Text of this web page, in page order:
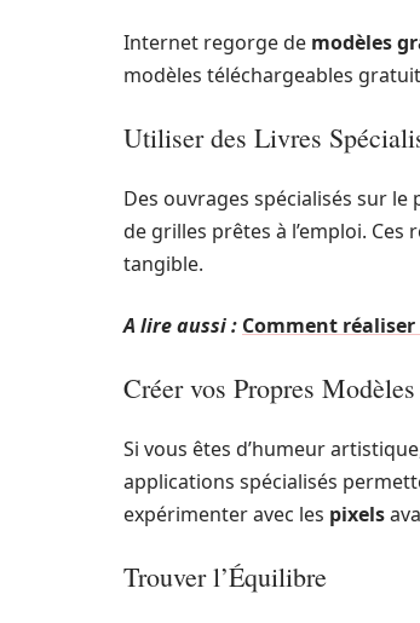
Internet regorge de modèles
modèles téléchargeables
Utiliser des Livres
Des ouvrages spécialisés sur
de grilles prêtes à l’emploi.
tangible.
A lire aussi : Comment
Créer vos Propres Modèles
Si vous êtes d’humeur
applications spécialisés
expérimenter avec les pixels
Trouver l’Équilibre